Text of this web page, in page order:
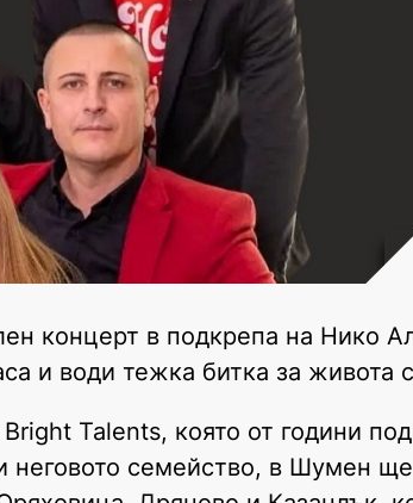
концерт в подкрепа на Нико
и води тежка битка за живота
Talents, която от години
семейство, в Шумен